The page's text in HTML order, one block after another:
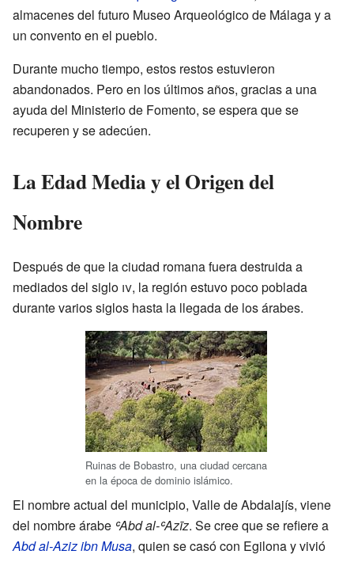
almacenes del futuro Museo Arqueológico de Málaga y a
un convento en el pueblo.
Durante mucho tiempo, estos restos estuvieron
abandonados. Pero en los últimos años, gracias a una
ayuda del Ministerio de Fomento, se espera que se
recuperen y se adecúen.
La Edad Media y el Origen del
Nombre
Después de que la ciudad romana fuera destruida a
mediados del siglo iv, la región estuvo poco poblada
durante varios siglos hasta la llegada de los árabes.
Ruinas de Bobastro, una ciudad cercana
en la época de dominio islámico.
El nombre actual del municipio, Valle de Abdalajís, viene
del nombre árabe ʿAbd al-ʿAzīz. Se cree que se refiere a
Abd al-Aziz ibn Musa, quien se casó con Egilona y vivió